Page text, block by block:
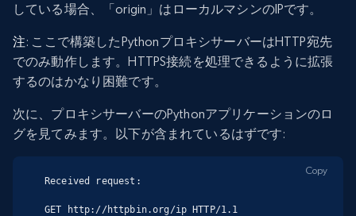
している場合、「origin」はローカルマシンのIPです。
注: ここで構築したPythonプロキシサーバーはHTTP宛先
でのみ動作します。HTTPS接続を処理できるように拡張
するのはかなり困難です。
次に、プロキシサーバーのPythonアプリケーションのロ
グを見てみます。以下が含まれているはずです:
Received request:
GET http://httpbin.org/ip HTTP/1.1
Copy